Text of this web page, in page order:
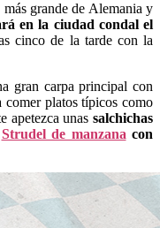
más grande de Alemania y
en la ciudad condal el
cinco de la tarde con la
gran carpa principal con
comer platos típicos como
apetezca unassalchichas
Strudel de manzanacon